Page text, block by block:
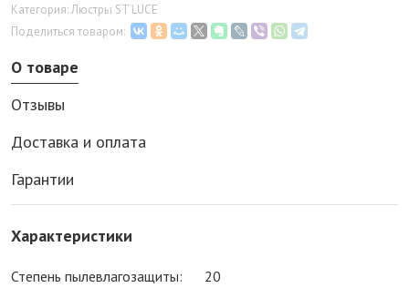
Категория: Люстры ST LUCE
Поделиться товаром:
О товаре
Отзывы
Доставка и оплата
Гарантии
Характеристики
Степень пылевлагозащиты:
20